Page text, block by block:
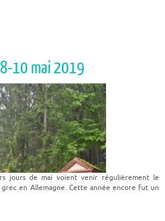
10 mai 2019
jours de mai voient venir régulièrement le
en Allemagne. Cette année encore fut un